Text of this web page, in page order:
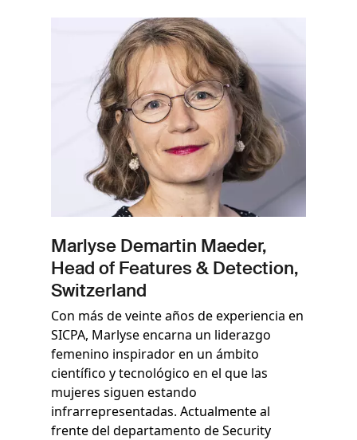
Marlyse Demartin Maeder,
Head of Features & Detection,
Switzerland
Con más de veinte años de experiencia en
SICPA, Marlyse encarna un liderazgo
femenino inspirador en un ámbito
científico y tecnológico en el que las
mujeres siguen estando
infrarrepresentadas. Actualmente al
frente del departamento de Security